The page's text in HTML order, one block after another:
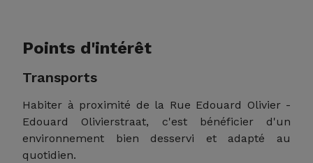
Points d'intérêt
Transports
Habiter à proximité de la Rue Edouard Olivier -
Edouard Olivierstraat, c'est bénéficier d'un
environnement bien desservi et adapté au
quotidien.